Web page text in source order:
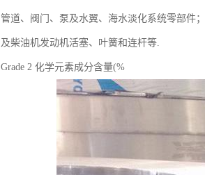
管道、阀门、泵及水翼、海水淡化系统零部件
及柴油机发动机活塞、叶簧和连杆等.
Grade 2 化学元素成分含量(%